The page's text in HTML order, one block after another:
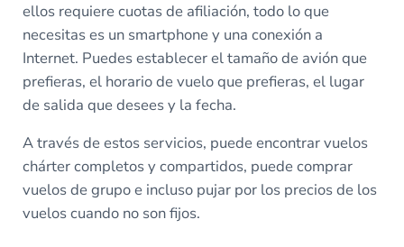
ellos requiere cuotas de afiliación, todo lo que
necesitas es un smartphone y una conexión a
Internet. Puedes establecer el tamaño de avión que
prefieras, el horario de vuelo que prefieras, el lugar
de salida que desees y la fecha.
A través de estos servicios, puede encontrar vuelos
chárter completos y compartidos, puede comprar
vuelos de grupo e incluso pujar por los precios de los
vuelos cuando no son fijos.